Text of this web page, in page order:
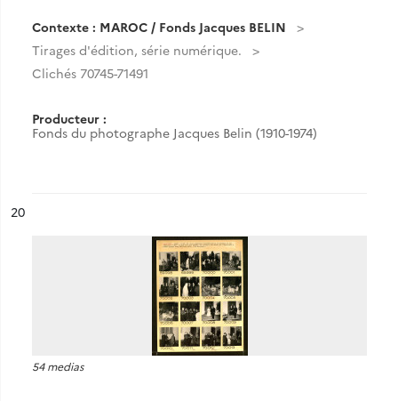
Contexte : MAROC / Fonds Jacques BELIN
Tirages d'édition, série numérique.
Clichés 70745-71491
Producteur :
Fonds du photographe Jacques Belin (1910-1974)
n°
20
54 medias